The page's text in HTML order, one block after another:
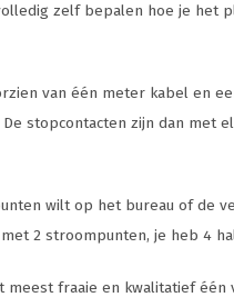
zelf bepalen hoe je
van één meter kabel en
stopcontacten zijn dan
wilt op het bureau of de
2 stroompunten, je heb 4
fraaie en kwalitatief